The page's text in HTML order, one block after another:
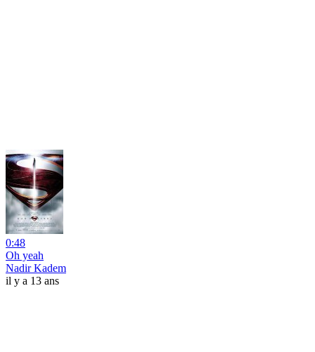
0:48
Oh yeah
Nadir Kadem
il y a 13 ans